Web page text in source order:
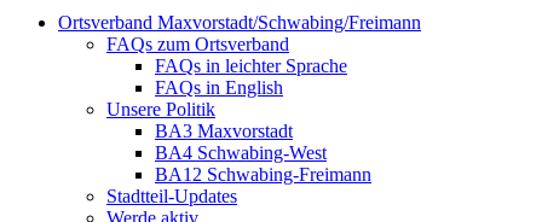
Ortsverband Maxvorstadt/Schwabing/Freimann
FAQs zum Ortsverband
FAQs in leichter Sprache
FAQs in English
Unsere Politik
BA3 Maxvorstadt
BA4 Schwabing-West
BA12 Schwabing-Freimann
Stadtteil-Updates